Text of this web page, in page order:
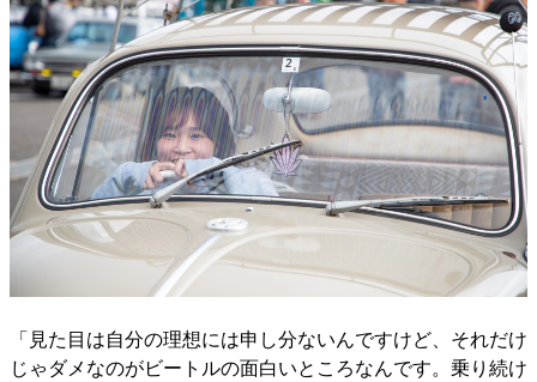
「見た目は自分の理想には申し分ないんですけど、それだけ
じゃダメなのがビートルの面白いところなんです。乗り続け